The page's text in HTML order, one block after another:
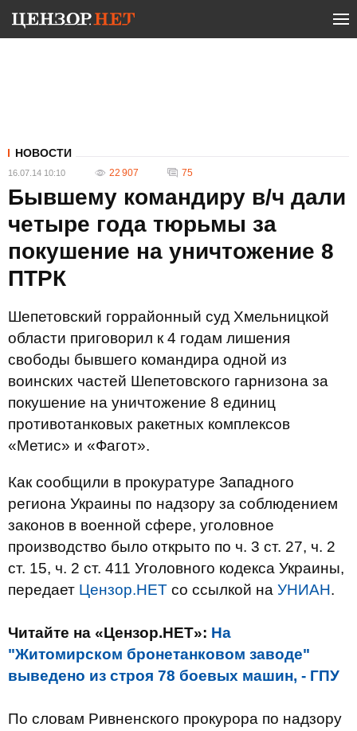
НОВОСТИ
16.07.14 10:10 22 907 75
Бывшему командиру в/ч дали
четыре года тюрьмы за
покушение на уничтожение 8
ПТРК
Шепетовский горрайонный суд Хмельницкой
области приговорил к 4 годам лишения
свободы бывшего командира одной из
воинских частей Шепетовского гарнизона за
покушение на уничтожение 8 единиц
противотанковых ракетных комплексов
«Метис» и «Фагот».
Как сообщили в прокуратуре Западного
региона Украины по надзору за соблюдением
законов в военной сфере, уголовное
производство было открыто по ч. 3 ст. 27, ч. 2
ст. 15, ч. 2 ст. 411 Уголовного кодекса Украины,
передает Цензор.НЕТ со ссылкой на УНИАН.
Читайте на «Цензор.НЕТ»: На
"Житомирском бронетанковом заводе"
выведено из строя 78 боевых машин, - ГПУ
По словам Ривненского прокурора по надзору